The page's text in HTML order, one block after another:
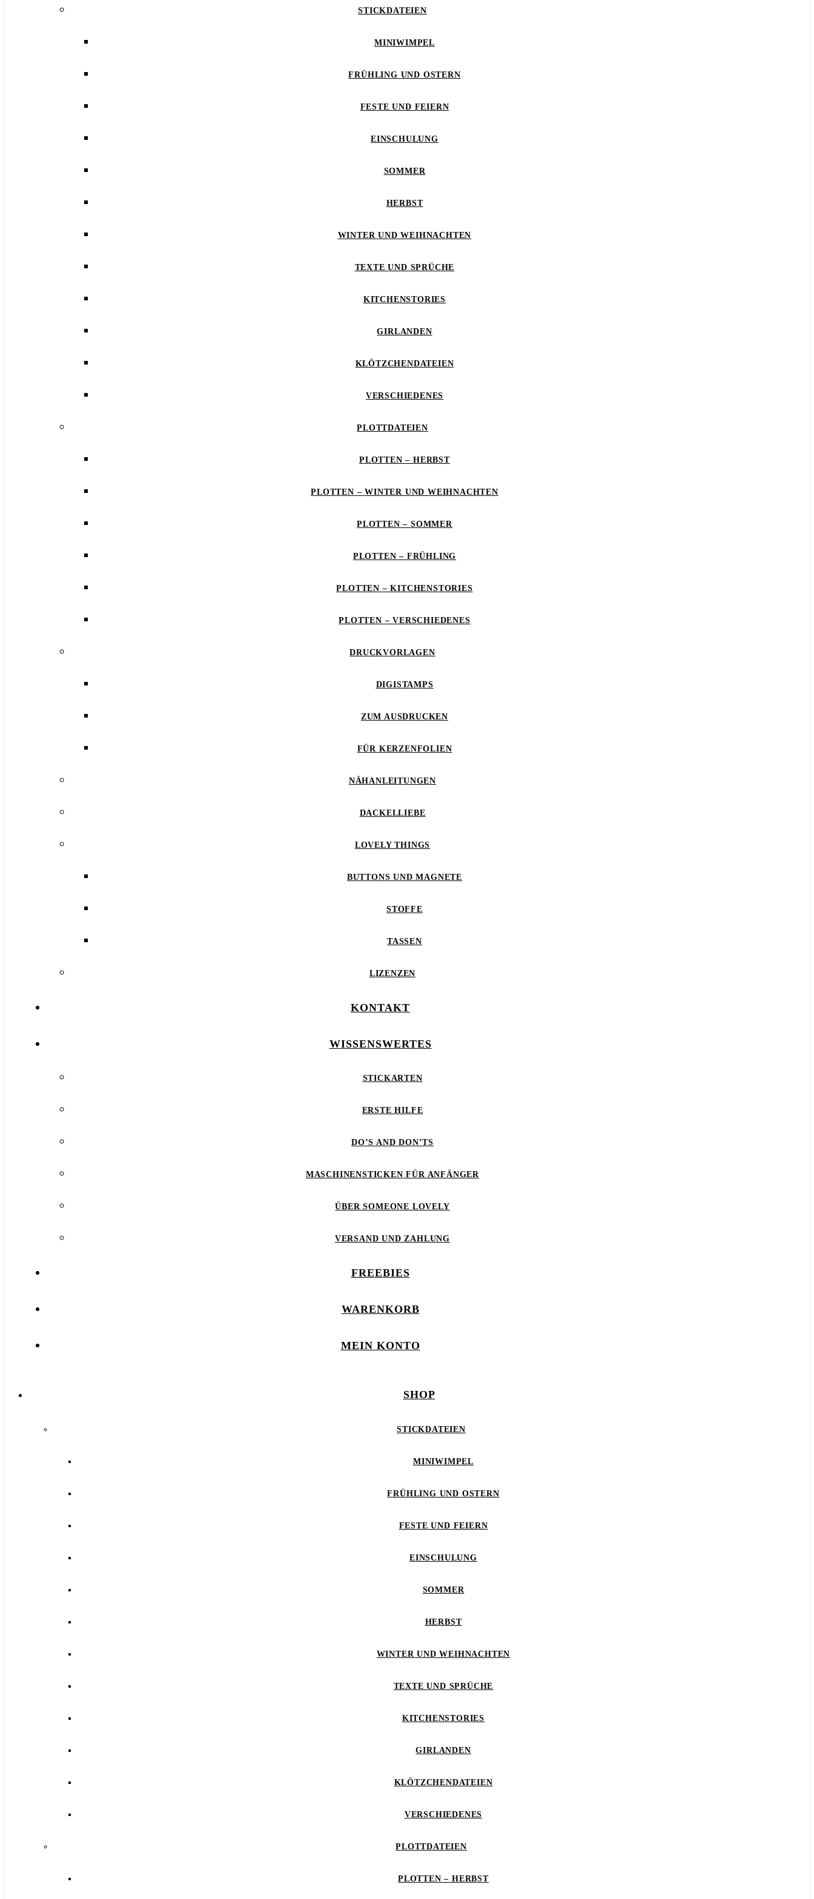
STICKDATEIEN
MINIWIMPEL
FRÜHLING UND OSTERN
FESTE UND FEIERN
EINSCHULUNG
SOMMER
HERBST
WINTER UND WEIHNACHTEN
TEXTE UND SPRÜCHE
KITCHENSTORIES
GIRLANDEN
KLÖTZCHENDATEIEN
VERSCHIEDENES
PLOTTDATEIEN
PLOTTEN – HERBST
PLOTTEN – WINTER UND WEIHNACHTEN
PLOTTEN – SOMMER
PLOTTEN – FRÜHLING
PLOTTEN – KITCHENSTORIES
PLOTTEN – VERSCHIEDENES
DRUCKVORLAGEN
DIGISTAMPS
ZUM AUSDRUCKEN
FÜR KERZENFOLIEN
NÄHANLEITUNGEN
DACKELLIEBE
LOVELY THINGS
BUTTONS UND MAGNETE
STOFFE
TASSEN
LIZENZEN
KONTAKT
WISSENSWERTES
STICKARTEN
ERSTE HILFE
DO’S AND DON’TS
MASCHINENSTICKEN FÜR ANFÄNGER
ÜBER SOMEONE LOVELY
VERSAND UND ZAHLUNG
FREEBIES
WARENKORB
MEIN KONTO
SHOP
STICKDATEIEN
MINIWIMPEL
FRÜHLING UND OSTERN
FESTE UND FEIERN
EINSCHULUNG
SOMMER
HERBST
WINTER UND WEIHNACHTEN
TEXTE UND SPRÜCHE
KITCHENSTORIES
GIRLANDEN
KLÖTZCHENDATEIEN
VERSCHIEDENES
PLOTTDATEIEN
PLOTTEN – HERBST